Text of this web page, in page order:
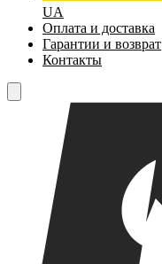
UA
Оплата и доставка
Гарантии и возврат
Контакты